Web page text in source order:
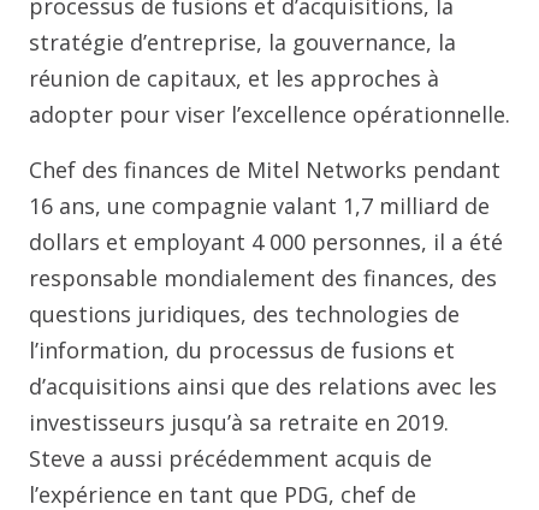
processus de fusions et d’acquisitions, la
stratégie d’entreprise, la gouvernance, la
réunion de capitaux, et les approches à
adopter pour viser l’excellence opérationnelle.
Chef des finances de Mitel Networks pendant
16 ans, une compagnie valant 1,7 milliard de
dollars et employant 4 000 personnes, il a été
responsable mondialement des finances, des
questions juridiques, des technologies de
l’information, du processus de fusions et
d’acquisitions ainsi que des relations avec les
investisseurs jusqu’à sa retraite en 2019.
Steve a aussi précédemment acquis de
l’expérience en tant que PDG, chef de